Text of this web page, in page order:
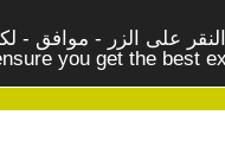
على الزر - موافق -
you get the best